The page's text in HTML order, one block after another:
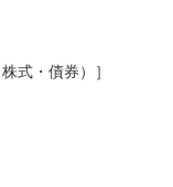
式・債券）］